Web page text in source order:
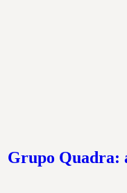
Grupo Quadra: